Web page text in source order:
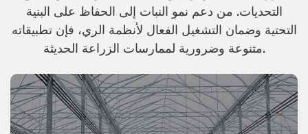
التحديات. من دعم نمو النبات إلى الحفاظ على البنية
التحتية وضمان التشغيل الفعال لأنظمة الري، فإن تطبيقاته
متنوعة وضرورية لممارسات الزراعة الحديثة.